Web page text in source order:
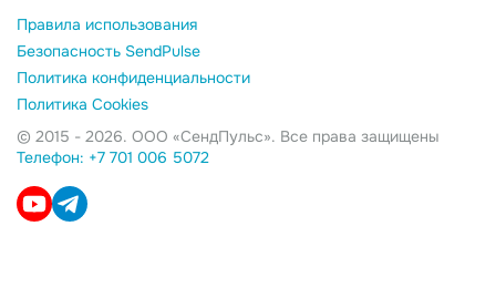
Правила использования
Безопасность SendPulse
Политика конфиденциальности
Политика Cookies
© 2015 - 2026. ООО «СендПульс». Все права защищены
Телефон: +7 701 006 5072